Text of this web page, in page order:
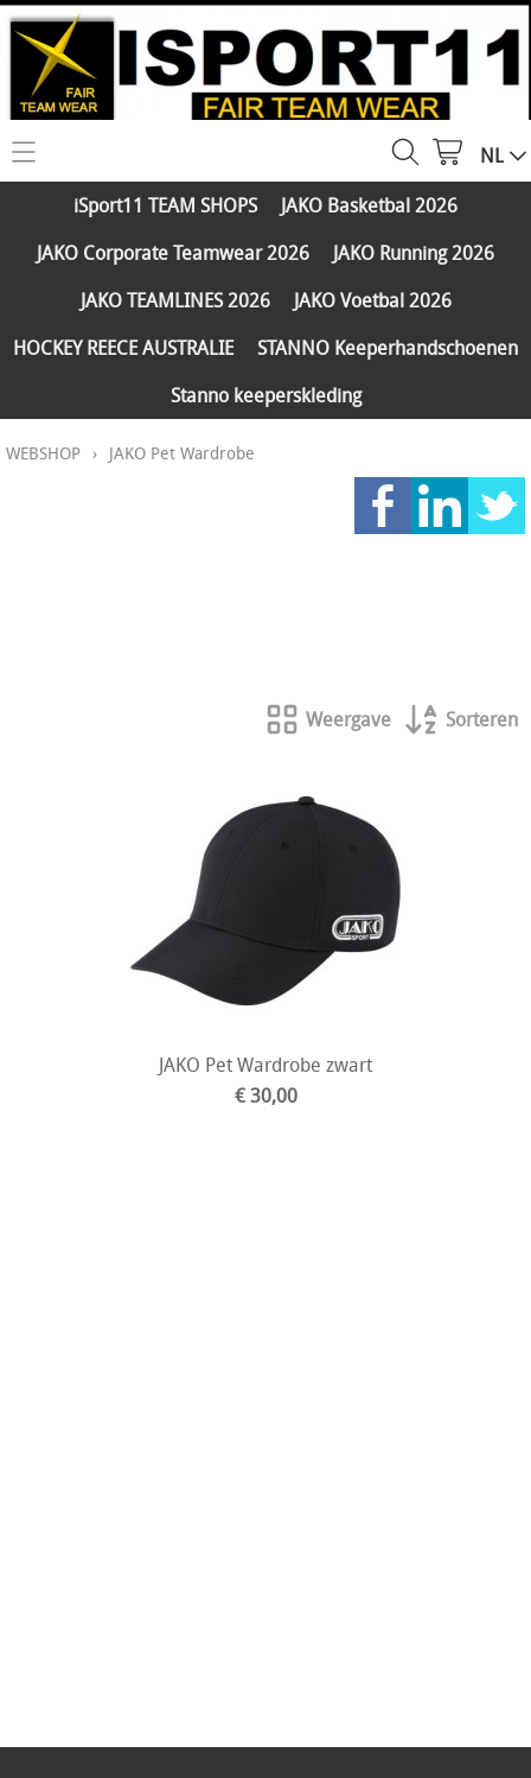
HOME
WEBSHOP
JAKO Running 2026
JAKO TEAMLINES 2026
PARTNERS
Klantengroepen
CONTACT
NL
iSport11 TEAM SHOPS
JAKO Basketbal 2026
JAKO Corporate Teamwear 2026
JAKO Running 2026
JAKO TEAMLINES 2026
JAKO Voetbal 2026
HOCKEY REECE AUSTRALIE
STANNO Keeperhandschoenen
Stanno keeperskleding
WEBSHOP › JAKO Pet Wardrobe
Weergave Sorteren
JAKO Pet Wardrobe zwart
€ 30,00